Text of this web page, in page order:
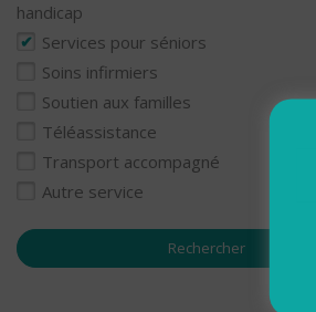
handicap
Services pour séniors
Soins infirmiers
Soutien aux familles
Téléassistance
Transport accompagné
Autre service